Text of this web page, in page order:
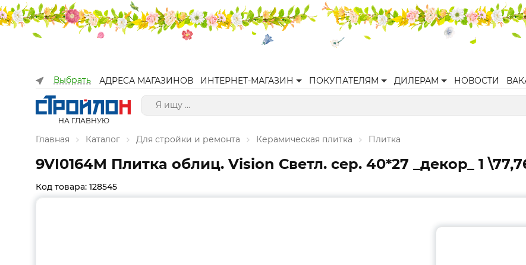
Выбрать АДРЕСА МАГАЗИНОВ ИНТЕРНЕТ-МАГАЗИН ПОКУПАТЕЛЯМ ДИЛЕРАМ НОВОСТИ
НА ГЛАВНУЮ
Главная Каталог Для стройки и ремонта Керамическая плитка Плитка
9VI0164M Плитка облиц. Vision Светл. сер. 40*27 _декор_ 1
Код товара: 128545